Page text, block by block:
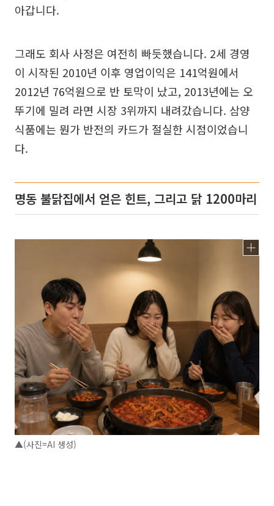
아갑니다.
그래도 회사 사정은 여전히 빠듯했습니다. 2세 경영
이 시작된 2010년 이후 영업이익은 141억원에서
2012년 76억원으로 반 토막이 났고, 2013년에는 오
뚜기에 밀려 라면 시장 3위까지 내려갔습니다. 삼양
식품에는 뭔가 반전의 카드가 절실한 시점이었습니
다.
명동 불닭집에서 얻은 힌트, 그리고 닭 1200마리
▲(사진=AI 생성)